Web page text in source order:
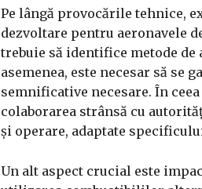
Pe lângă provocările tehnice,
dezvoltare pentru aeronavele
trebuie să identifice metode de
asemenea, este necesar să se
semnificative necesare. În
colaborarea strânsă cu
și operare, adaptate
Un alt aspect crucial este